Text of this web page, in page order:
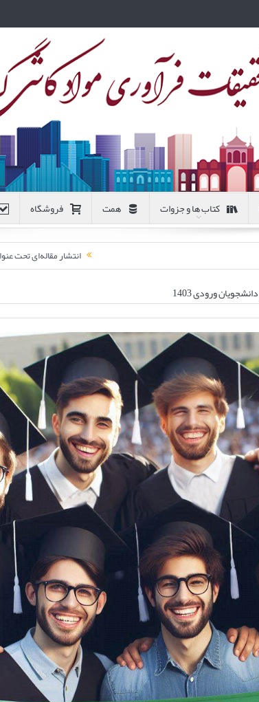
کتاب ها و جزوات همت فروشگاه
انتشار مقاله‌ای تحت